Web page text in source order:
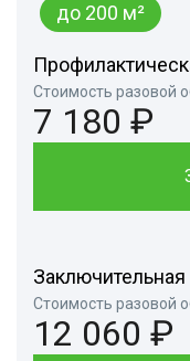
до 200 м²
Стоимость разовой
7 180 ₽
Стоимость разовой
12 060 ₽